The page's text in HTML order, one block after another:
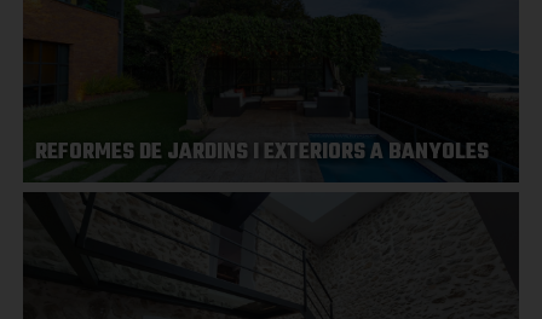
REFORMES DE JARDINS I EXTERIORS A BANYOLES